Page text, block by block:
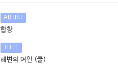
ARTIST
합창
TITLE
해변의 여인 (쿨)